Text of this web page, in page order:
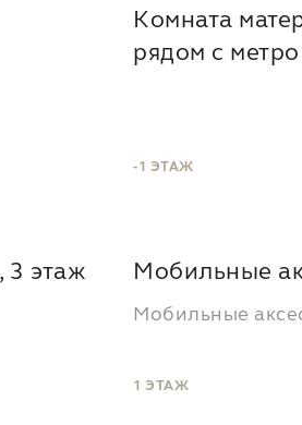
Комната
рядом с
-1 ЭТАЖ
3 этаж Мобильные
Мобильные
1 ЭТАЖ